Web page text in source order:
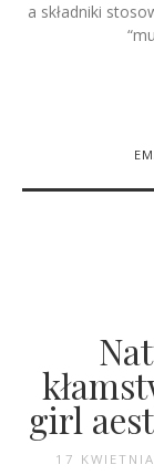
22
a składniki
girl
17